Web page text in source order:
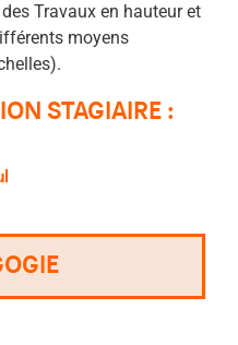
Travaux en hauteur et
moyens
STAGIAIRE :